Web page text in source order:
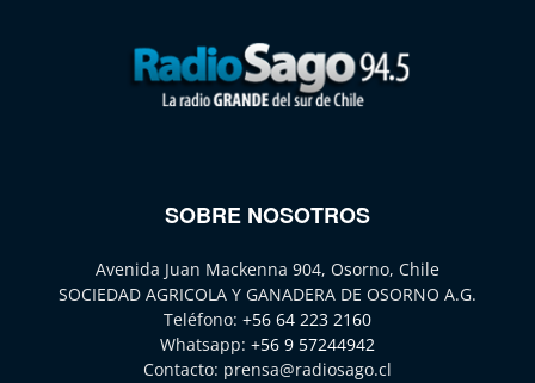
SOBRE NOSOTROS
Avenida Juan Mackenna 904, Osorno, Chile
SOCIEDAD AGRICOLA Y GANADERA DE OSORNO A.G.
Teléfono: +56 64 223 2160
Whatsapp: +56 9 57244942
Contacto: prensa@radiosago.cl